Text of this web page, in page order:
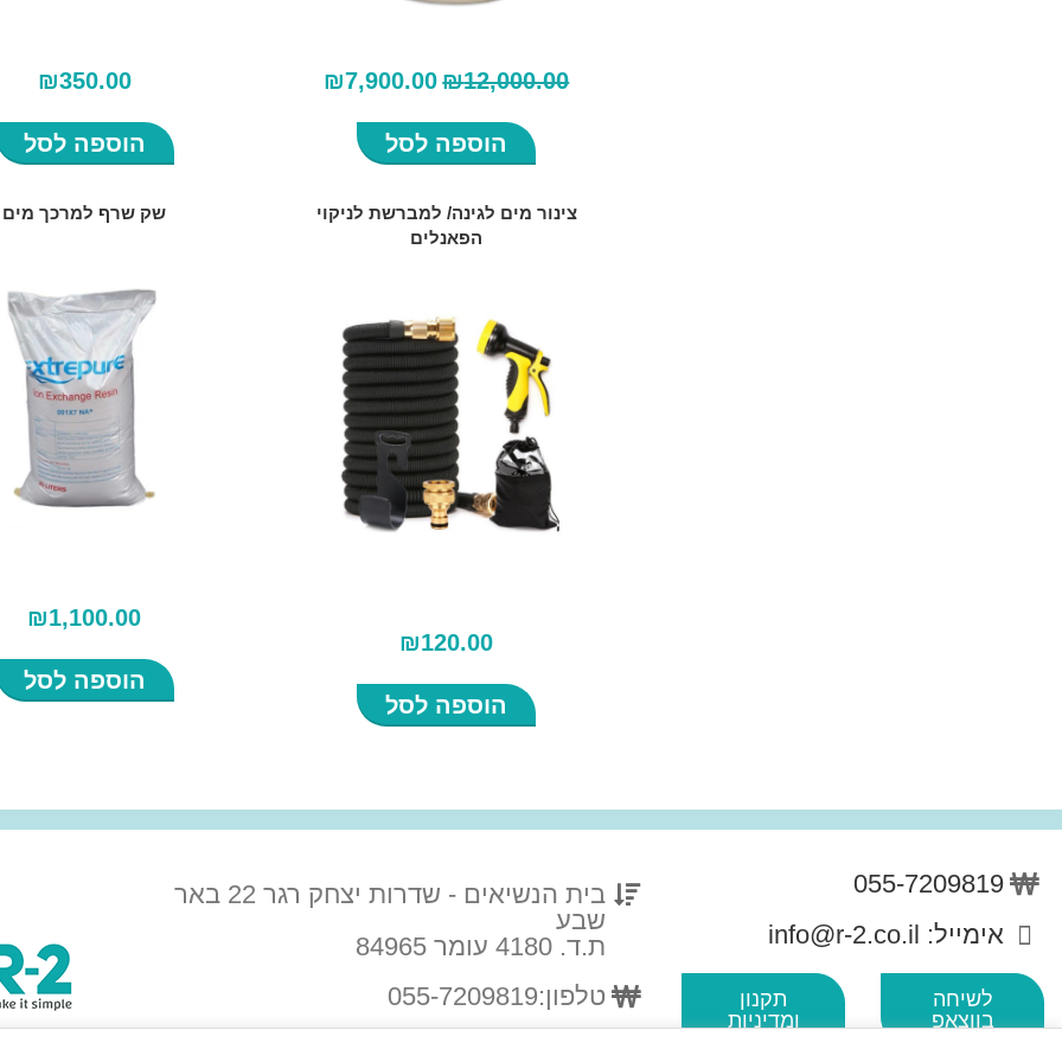
₪12,000.00
המחיר
היה:
₪12,000.00.
₪7,900.00
המחיר
הוספה לסל
₪350.00
הוספה לסל
צינור מים לגינה/ למברשת לניקוי
הפאנלים
₪120.00
הוספה לסל
שק שרף למרכך מים
₪1,100.00
הוספה לסל
055-7209819
אימייל: info@r-2.co.il
תקנון
ומדיניות
לשיחה
בווצאפ
בית הנשיאים - שדרות יצחק רגר 22 באר
שבע
ת.ד. 4180 עומר 84965
טלפון:055-7209819